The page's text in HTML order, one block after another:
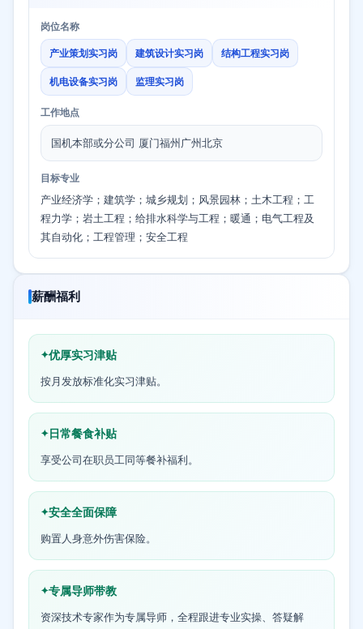
岗位名称
产业策划实习岗 建筑设计实习岗 结构工程实习岗
机电设备实习岗 监理实习岗
工作地点
国机本部或分公司 厦门福州广州北京
目标专业
产业经济学；建筑学；城乡规划；风景园林；土木工程；工
程力学；岩土工程；给排水科学与工程；暖通；电气工程及
其自动化；工程管理；安全工程
薪酬福利
优厚实习津贴
按月发放标准化实习津贴。
日常餐食补贴
享受公司在职员工同等餐补福利。
安全全面保障
购置人身意外伤害保险。
专属导师带教
资深技术专家作为专属导师，全程跟进专业实操、答疑解